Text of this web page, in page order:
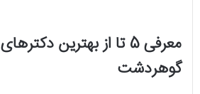
معرفی 5 تا از بهترین
گوهردشت